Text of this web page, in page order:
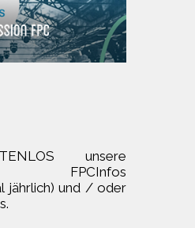
unsere
FPCInfos
jährlich) und / oder